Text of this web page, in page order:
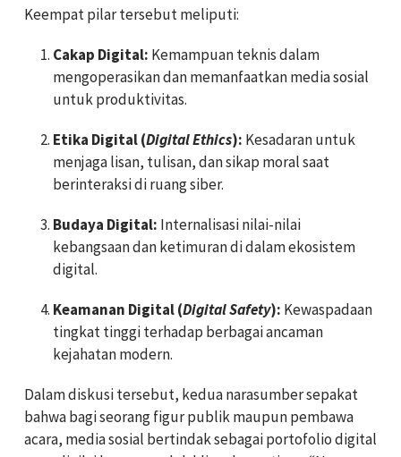
Keempat pilar tersebut meliputi:
Cakap Digital: Kemampuan teknis dalam
mengoperasikan dan memanfaatkan media sosial
untuk produktivitas.
Etika Digital (Digital Ethics): Kesadaran untuk
menjaga lisan, tulisan, dan sikap moral saat
berinteraksi di ruang siber.
Budaya Digital: Internalisasi nilai-nilai
kebangsaan dan ketimuran di dalam ekosistem
digital.
Keamanan Digital (Digital Safety): Kewaspadaan
tingkat tinggi terhadap berbagai ancaman
kejahatan modern.
Dalam diskusi tersebut, kedua narasumber sepakat
bahwa bagi seorang figur publik maupun pembawa
acara, media sosial bertindak sebagai portofolio digital